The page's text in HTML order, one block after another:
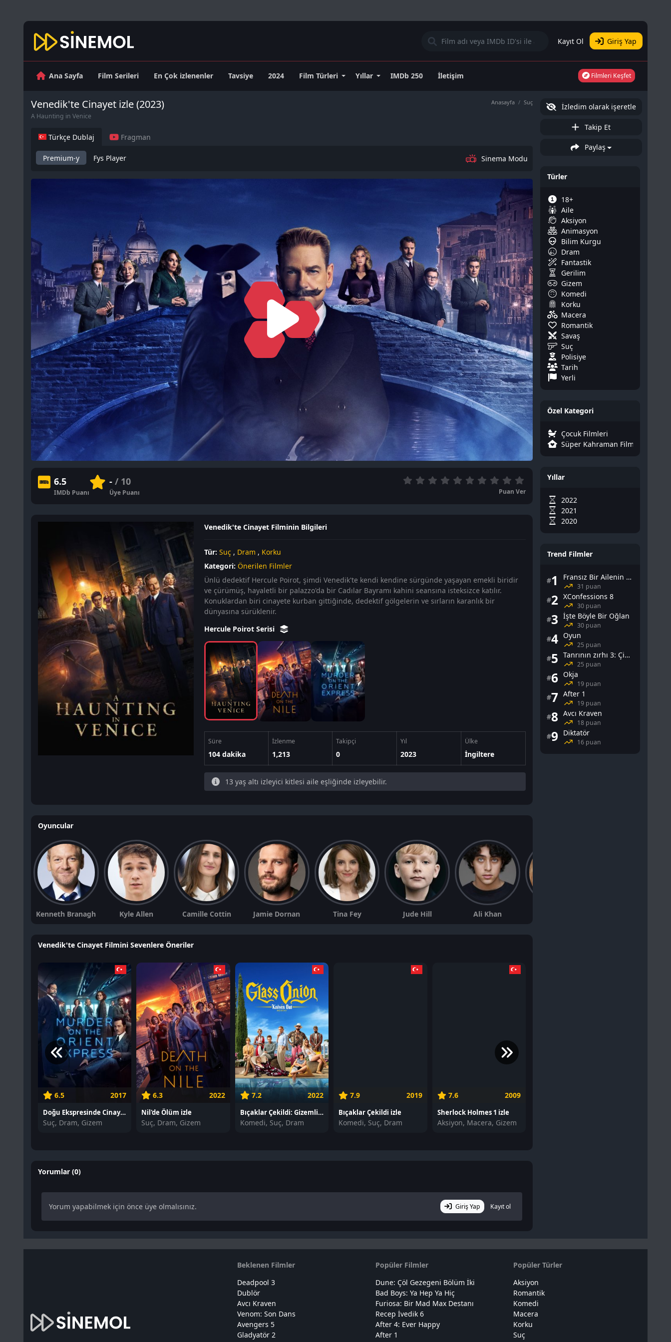
Kayıt Ol Giriş Yap
Ana Sayfa Film Serileri En Çok izlenenler Tavsiye 2024 Film Türleri Yıllar IMDb 250 İletişim Filmleri Keşfet
Venedik'te Cinayet izle (2023)
A Haunting in Venice
Anasayfa Suç
Türkçe Dublaj Fragman
Premium-y Fys Player Sinema Modu
6.5
IMDb Puanı
-/ 10
Üye Puanı Puan Ver
Venedik'te Cinayet Filminin Bilgileri
Tür: Suç , Dram , Korku
Kategori: Önerilen Filmler
Ünlü dedektif Hercule Poirot, şimdi Venedik'te kendi kendine sürgünde yaşayan emekli biridir
ve çürümüş, hayaletli bir palazzo'da bir Cadılar Bayramı kahini seansına isteksizce katılır.
Konuklardan biri cinayete kurban gittiğinde, dedektif gölgelerin ve sırların karanlık bir
dünyasına sürüklenir.
Hercule Poirot Serisi
Süre
104 dakika
İzlenme
1,213
Takipçi
0
Yıl
2023
Ülke
İngiltere
13 yaş altı izleyici kitlesi aile eşliğinde izleyebilir.
Oyuncular
Kenneth Branagh Kyle Allen Camille Cottin Jamie Dornan Tina Fey Jude Hill Ali Khan
Venedik'te Cinayet Filmini Sevenlere Öneriler
6.5 2017
Doğu Ekspresinde Cinayet izle
Suç, Dram, Gizem
6.3 2022
Nil'de Ölüm izle
Suç, Dram, Gizem
7.2 2022
Bıçaklar Çekildi: Gizemli Bir Serüven izle
Komedi, Suç, Dram
7.9 2019
Bıçaklar Çekildi izle
Komedi, Suç, Dram
7.6 2009
Sherlock Holmes 1 izle
Aksiyon, Macera, Gizem
Yorumlar (0)
Yorum yapabilmek için önce üye olmalısınız. Giriş Yap Kayıt ol
İzledim olarak işeretle
Takip Et
Paylaş
Türler
18+
Aile
Aksiyon
Animasyon
Bilim Kurgu
Dram
Fantastik
Gerilim
Gizem
Komedi
Korku
Macera
Romantik
Savaş
Suç
Polisiye
Tarih
Yerli
Özel Kategori
Çocuk Filmleri
Süper Kahraman Filmleri
Yıllar
2022
2021
2020
Trend Filmler
#1 Fransız Bir Ailenin Cinsel Yaşamı
31 puan
#2 XConfessions 8
30 puan
#3 İşte Böyle Bir Oğlan
30 puan
#4 Oyun
25 puan
#5 Tanrının zırhı 3: Çin Falı
25 puan
#6 Okja
19 puan
#7 After 1
19 puan
#8 Avcı Kraven
18 puan
#9 Diktatör
16 puan
Beklenen Filmler
Deadpool 3
Dublör
Avcı Kraven
Venom: Son Dans
Avengers 5
Gladyatör 2
Popüler Filmler
Dune: Çöl Gezegeni Bölüm İki
Bad Boys: Ya Hep Ya Hiç
Furiosa: Bir Mad Max Destanı
Recep İvedik 6
After 4: Ever Happy
After 1
Popüler Türler
Aksiyon
Romantik
Komedi
Macera
Korku
Suç